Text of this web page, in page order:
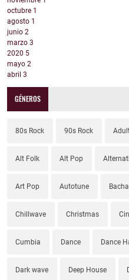
octubre 1
agosto 1
junio 2
marzo 3
2020 5
mayo 2
abril 3
GÉNEROS
80s Rock 90s Rock
Alt Folk Alt Pop
Art Pop Autotune
Chillwave Christmas
Cumbia Dance Dance
Dark wave Deep House